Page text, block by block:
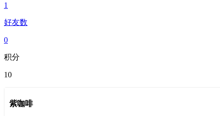
1
好友数
0
积分
10
紫咖啡